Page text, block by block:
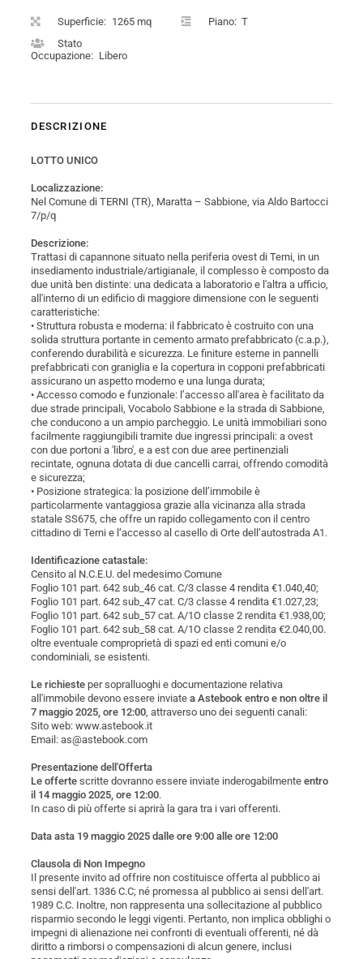
Superficie: 1265 mq Piano: T
Stato
Occupazione: Libero
DESCRIZIONE
LOTTO UNICO
Localizzazione:
Nel Comune di TERNI (TR), Maratta – Sabbione, via Aldo Bartocci
7/p/q
Descrizione:
Trattasi di capannone situato nella periferia ovest di Terni, in un
insediamento industriale/artigianale, il complesso è composto da
due unità ben distinte: una dedicata a laboratorio e l'altra a ufficio,
all'interno di un edificio di maggiore dimensione con le seguenti
caratteristiche:
• Struttura robusta e moderna: il fabbricato è costruito con una
solida struttura portante in cemento armato prefabbricato (c.a.p.),
conferendo durabilità e sicurezza. Le finiture esterne in pannelli
prefabbricati con graniglia e la copertura in copponi prefabbricati
assicurano un aspetto moderno e una lunga durata;
• Accesso comodo e funzionale: l’accesso all'area è facilitato da
due strade principali, Vocabolo Sabbione e la strada di Sabbione,
che conducono a un ampio parcheggio. Le unità immobiliari sono
facilmente raggiungibili tramite due ingressi principali: a ovest
con due portoni a 'libro', e a est con due aree pertinenziali
recintate, ognuna dotata di due cancelli carrai, offrendo comodità
e sicurezza;
• Posizione strategica: la posizione dell’immobile è
particolarmente vantaggiosa grazie alla vicinanza alla strada
statale SS675, che offre un rapido collegamento con il centro
cittadino di Terni e l’accesso al casello di Orte dell’autostrada A1.
Identificazione catastale:
Censito al N.C.E.U. del medesimo Comune
Foglio 101 part. 642 sub_46 cat. C/3 classe 4 rendita €1.040,40;
Foglio 101 part. 642 sub_47 cat. C/3 classe 4 rendita €1.027,23;
Foglio 101 part. 642 sub_57 cat. A/1O classe 2 rendita €1.938,00;
Foglio 101 part. 642 sub_58 cat. A/1O classe 2 rendita €2.040,00.
oltre eventuale comproprietà di spazi ed enti comuni e/o
condominiali, se esistenti.
Le richieste per sopralluoghi e documentazione relativa
all'immobile devono essere inviatea Astebook entro e non oltre il
7 maggio 2025, ore 12:00, attraverso uno dei seguenti canali:
Sito web: www.astebook.it
Email: as@astebook.com
Presentazione dell'Offerta
Le offerte scritte dovranno essere inviate inderogabilmente entro
il 14 maggio 2025, ore 12:00.
In caso di più offerte si aprirà la gara tra i vari offerenti.
Data asta 19 maggio 2025 dalle ore 9:00 alle ore 12:00
Clausola di Non Impegno
Il presente invito ad offrire non costituisce offerta al pubblico ai
sensi dell'art. 1336 C.C; né promessa al pubblico ai sensi dell'art.
1989 C.C. Inoltre, non rappresenta una sollecitazione al pubblico
risparmio secondo le leggi vigenti. Pertanto, non implica obblighi o
impegni di alienazione nei confronti di eventuali offerenti, né dà
diritto a rimborsi o compensazioni di alcun genere, inclusi